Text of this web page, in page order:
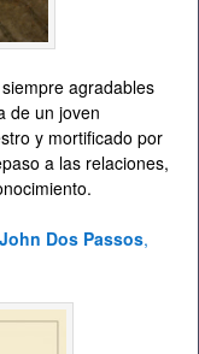
agradables
de un joven
y mortificado por
a las relaciones,
John Dos Passos,